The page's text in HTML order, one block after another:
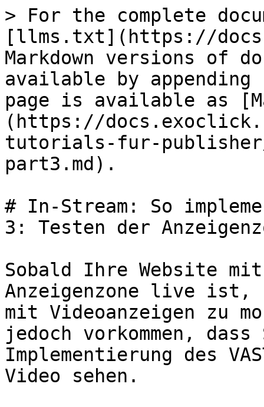
> For the complete
[llms.txt](https://
Markdown versions of
available by
page is available as
(https://
tutorials-fur-publisher/
part3.md).
# In-Stream: So
3: Testen der
Sobald Ihre Website
Anzeigenzone live
mit Videoanzeigen zu
jedoch vorkommen,
Implementierung des
Video sehen.